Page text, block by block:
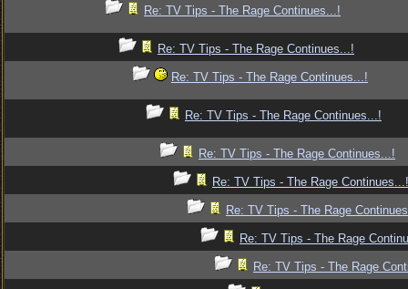
Re: TV Tips - The Rage Continues...!
Re: TV Tips - The Rage Continues...!
Re: TV Tips - The Rage Continues...!
Re: TV Tips - The Rage Continues...!
Re: TV Tips - The Rage Continues...!
Re: TV Tips - The Rage Continues...!
Re: TV Tips - The Rage
Re: TV Tips - The Rage
Re: TV Tips - The Rage